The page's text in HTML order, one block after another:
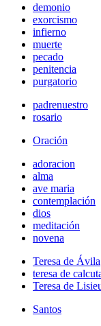
demonio
exorcismo
infierno
muerte
pecado
penitencia
purgatorio
padrenuestro
rosario
Oración
adoracion
alma
ave maria
contemplación
dios
meditación
novena
Teresa de Ávila
teresa de
Teresa de
Santos